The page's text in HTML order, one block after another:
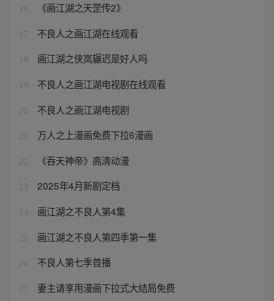
16 《画江湖之天罡传2》
17 不良人之画江湖在线观看
18 画江湖之侠岚辗迟是好人吗
19 不良人之画江湖电视剧在线观看
20 不良人之画江湖电视剧
21 万人之上漫画免费下拉6漫画
22 《吞天神帝》高清动漫
23 2025年4月新剧定档
24 画江湖之不良人第4集
25 画江湖之不良人第四季第一集
26 不良人第七季首播
27 妻主请享用漫画下拉式大结局免费